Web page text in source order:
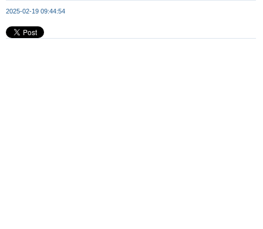
2025-02-19 09:44:54